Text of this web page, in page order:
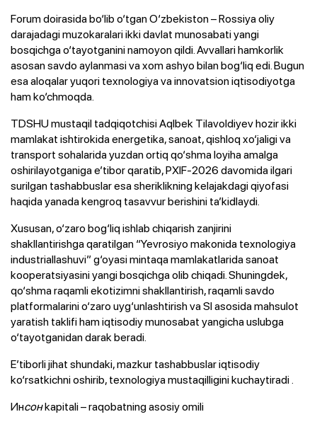
Forum doirasida bo‘lib o‘tgan O‘zbekiston – Rossiya oliy
darajadagi muzokaralari ikki davlat munosabati yangi
bosqichga o‘tayotganini namoyon qildi. Avvallari hamkorlik
asosan savdo aylanmasi va xom ashyo bilan bog‘liq edi. Bugun
esa aloqalar yuqori texnologiya va innovatsion iqtisodiyotga
ham ko‘chmoqda.
TDSHU mustaqil tadqiqotchisi Aqlbek Tilavoldiyev hozir ikki
mamlakat ishtirokida energetika, sanoat, qishloq xo‘jaligi va
transport sohalarida yuzdan ortiq qo‘shma loyiha amalga
oshirilayotganiga e’tibor qaratib, PXIF-2026 davomida ilgari
surilgan tashabbuslar esa sheriklikning kelajakdagi qiyofasi
haqida yanada kengroq tasavvur berishini ta’kidlaydi.
Xususan, o‘zaro bog‘liq ishlab chiqarish zanjirini
shakllantirishga qaratilgan “Yevrosiyo makonida texnologiya
industriallashuvi” g‘oyasi mintaqa mamlakatlarida sanoat
kooperatsiyasini yangi bosqichga olib chiqadi. Shuningdek,
qo‘shma raqamli ekotizimni shakllantirish, raqamli savdo
platformalarini o‘zaro uyg‘unlashtirish va SI asosida mahsulot
yaratish taklifi ham iqtisodiy munosabat yangicha uslubga
o‘tayotganidan darak beradi.
E’tiborli jihat shundaki, mazkur tashabbuslar iqtisodiy
ko‘rsatkichni oshirib, texnologiya mustaqilligini kuchaytiradi .
Инсонkapitali – raqobatning asosiy omili